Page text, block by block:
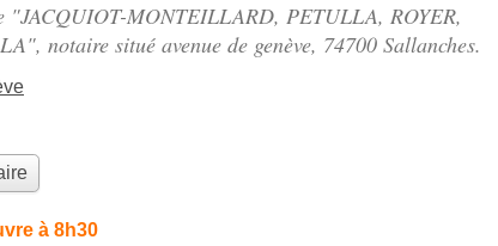
"JACQUIOT-MONTEILLARD, PETULLA, ROYER,
notaire situé avenue de genève, 74700 Sallanches.
à 8h30